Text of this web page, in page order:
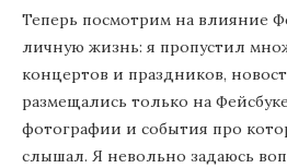
Теперь посмотрим на влияние
личную жизнь: я пропустил
концертов и праздников,
размещались только на
фотографии и события про
слышал. Я невольно задаюсь